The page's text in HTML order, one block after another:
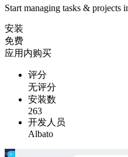
Start managing tasks & projects
安装
免费
应用内购买
评分
无评分
安装数
263
开发人员
Albato